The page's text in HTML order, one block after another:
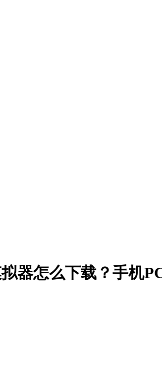
器怎么下载？手机